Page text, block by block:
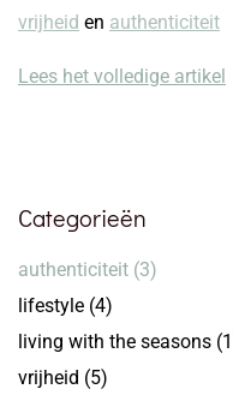
vrijheid en authenticiteit
Lees het volledige artikel
Categorieën
authenticiteit (3)
lifestyle (4)
living with the seasons
vrijheid (5)